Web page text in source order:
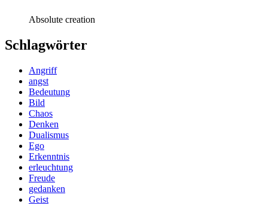
Absolute creation
Schlagwörter
Angriff
angst
Bedeutung
Bild
Chaos
Denken
Dualismus
Ego
Erkenntnis
erleuchtung
Freude
gedanken
Geist